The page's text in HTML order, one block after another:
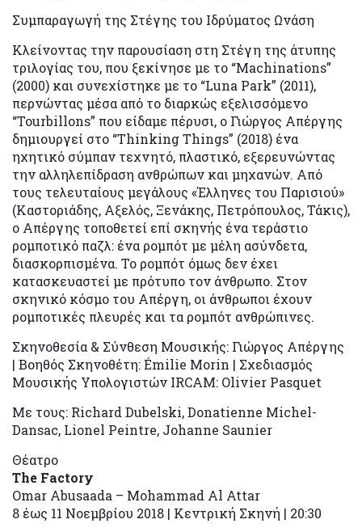
Συμπαραγωγή της Στέγης του Ιδρύματος Ωνάση
Κλείνοντας την παρουσίαση στη Στέγη της άτυπης
τριλογίας του, που ξεκίνησε με το “Machinations”
(2000) και συνεχίστηκε με το “Luna Park” (2011),
περνώντας μέσα από το διαρκώς εξελισσόμενο
“Tourbillons” που είδαμε πέρυσι, ο Γιώργος Απέργης
δημιουργεί στο “Thinking Things” (2018) ένα
ηχητικό σύμπαν τεχνητό, πλαστικό, εξερευνώντας
την αλληλεπίδραση ανθρώπων και μηχανών. Από
τους τελευταίους μεγάλους «Έλληνες του Παρισιού»
(Καστοριάδης, Αξελός, Ξενάκης, Πετρόπουλος, Τάκις),
ο Απέργης τοποθετεί επί σκηνής ένα τεράστιο
ρομποτικό παζλ: ένα ρομπότ με μέλη ασύνδετα,
διασκορπισμένα. Το ρομπότ όμως δεν έχει
κατασκευαστεί με πρότυπο τον άνθρωπο. Στον
σκηνικό κόσμο του Απέργη, οι άνθρωποι έχουν
ρομποτικές πλευρές και τα ρομπότ ανθρώπινες.
Σκηνοθεσία & Σύνθεση Μουσικής: Γιώργος Απέργης
| Βοηθός Σκηνοθέτη: Émilie Morin | Σχεδιασμός
Μουσικής Υπολογιστών IRCAM: Olivier Pasquet
Με τους: Richard Dubelski, Donatienne Michel-
Dansac, Lionel Peintre, Johanne Saunier
Θέατρο
The Factory
Omar Abusaada – Mohammad Al Attar
8 έως 11 Νοεμβρίου 2018 | Κεντρική Σκηνή | 20:30